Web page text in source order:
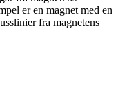
er en magnet med en
fra magnetens